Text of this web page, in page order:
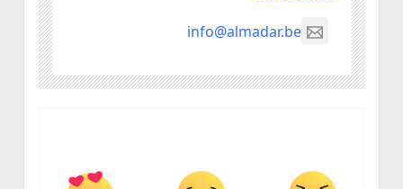
info@almadar.be